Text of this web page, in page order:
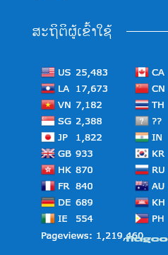
ສະຖິຕິຜູ້ເຂົ້າໃຊ້